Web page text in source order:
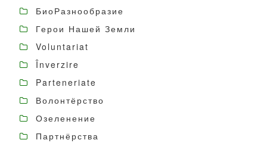
БиоРазнообразие
Герои Нашей Земли
Voluntariat
Înverzire
Parteneriate
Волонтёрство
Озеленение
Партнёрства